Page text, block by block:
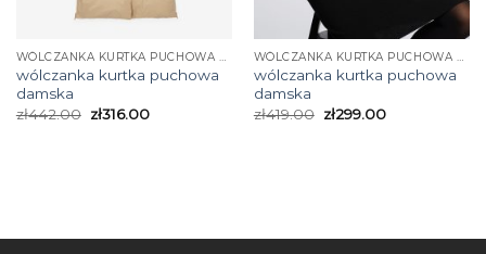
WÓLCZANKA KURTKA PUCHOWA DAMSKA
wólczanka kurtka puchowa
damska
zł442.00 zł316.00
WÓLCZANKA KURTKA PUCHOWA DAMSKA
wólczanka kurtka puchowa
damska
zł419.00 zł299.00